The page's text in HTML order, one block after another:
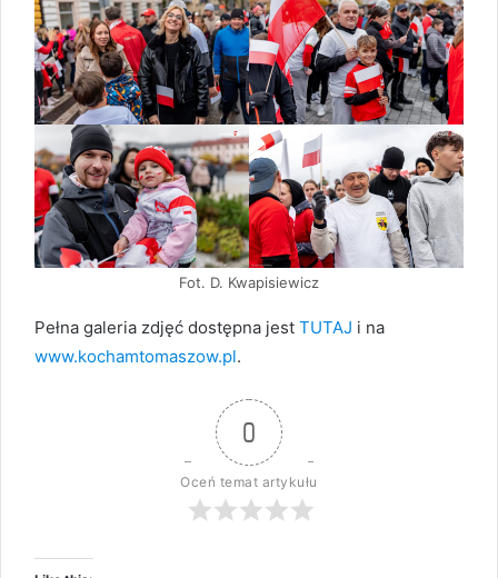
Fot. D. Kwapisiewicz
Pełna galeria zdjęć dostępna jest TUTAJ i na
www.kochamtomaszow.pl.
0
Oceń temat artykułu